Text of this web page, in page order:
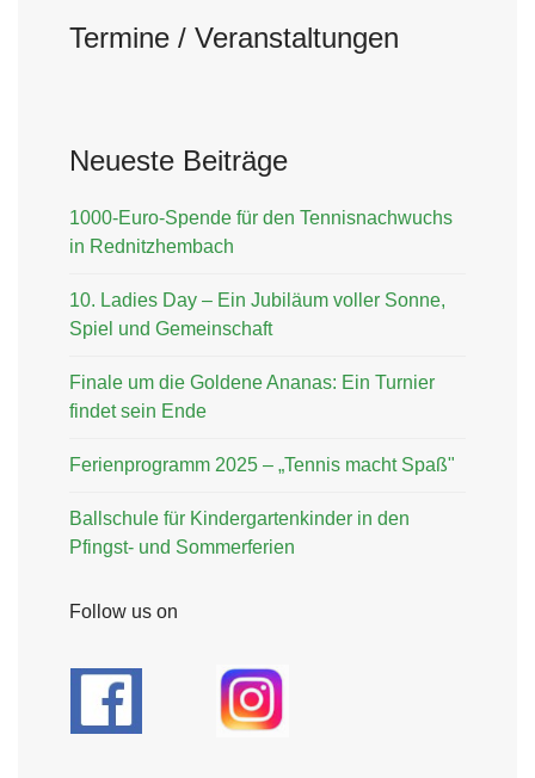
Termine / Veranstaltungen
Neueste Beiträge
1000-Euro-Spende für den Tennisnachwuchs
in Rednitzhembach
10. Ladies Day – Ein Jubiläum voller Sonne,
Spiel und Gemeinschaft
Finale um die Goldene Ananas: Ein Turnier
findet sein Ende
Ferienprogramm 2025 – „Tennis macht Spaß"
Ballschule für Kindergartenkinder in den
Pfingst- und Sommerferien
Follow us on